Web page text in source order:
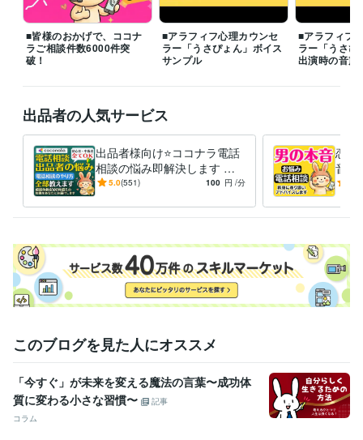
つらく苦しい気持ちやモヤモヤを少しでも早く手放し、心穏やかに過ご
せるよう、誠心誠意サポートいたします。どんなことでもお気軽にご相
談くださいね。
※離席中や通話中の場合でも、「この後お電話できますか？」などメッセ
折り返しご連絡し、優先的にご相談予約を承ります。
❤️うさぴょんの声（自己紹介）
https://coconala.com/blogs/2442027/760213
❤️うさぴょん【FMラジオ出演時の音声】
https://coconala.com/blogs/2442027/530041
経験職種
営業 / 個人営業 経験年数 : 25年
カスタマーサポート・カスタマーサクセス / カスタマーサポート・ヘ
ルプデスク
経験年数 : 18年
職歴
印刷・ウェブマーケティング会社 1993年3月 ~ 現在
株式会社リクルート 1991年3月 ~ 1993年2月
■皆様のおかげで、ココナ
ラご相談件数6000件突
破！
■アラフィフ心理カウンセ
ラー「うさぴょん」ボイス
サンプル
■アラフィフ
ラー「うさぴ
出演時の音声
出品者の人気サービス
出品者様向け⭐️ココナラ電話
相談の悩み即解決します 実
績6000件超❗登録34日でプラ
5.0(551) 100 円 /分
恋愛
音男
不倫
人生
このブログを見た人にオススメ
「今すぐ」が未来を変える魔法の言葉〜成功体
質に変わる小さな習慣〜
記事
コラム